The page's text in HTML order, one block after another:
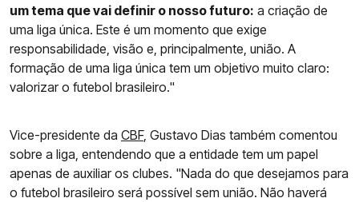
um tema que vai definir o nosso futuro: a criação de
uma liga única. Este é um momento que exige
responsabilidade, visão e, principalmente, união. A
formação de uma liga única tem um objetivo muito claro:
valorizar o futebol brasileiro."
Vice-presidente da CBF, Gustavo Dias também comentou
sobre a liga, entendendo que a entidade tem um papel
apenas de auxiliar os clubes. "Nada do que desejamos para
o futebol brasileiro será possível sem união. Não haverá